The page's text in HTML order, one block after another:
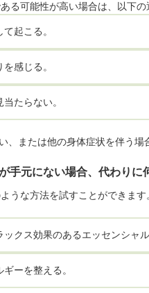
る可能性が高い場合は、以下の
起こる。
感じる。
たらない。
、または他の身体症状を伴う場
手元にない場合、代わりに
うな方法を試すことができます
クス効果のあるエッセンシャ
ーを整える。